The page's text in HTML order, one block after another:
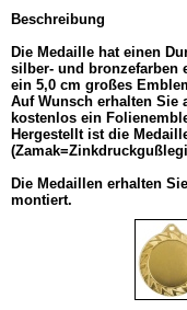
Beschreibung
Die Medaille hat einen
silber- und bronzefarben
ein 5,0 cm großes
Auf Wunsch erhalten Sie
kostenlos ein
Hergestellt ist die
Die Medaillen erhalten
montiert.